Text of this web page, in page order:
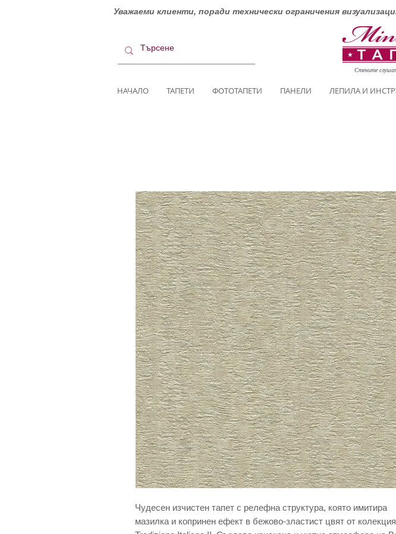
Уважаеми клиенти, поради технически ограничения
Стените
НАЧАЛО ТАПЕТИ ФОТОТАПЕТИ ПАНЕЛИ ЛЕПИЛА И
Чудесен изчистен тапет с релефна структура, която имитира
мазилка и копринен ефект в бежово-зластист цвят от колекция